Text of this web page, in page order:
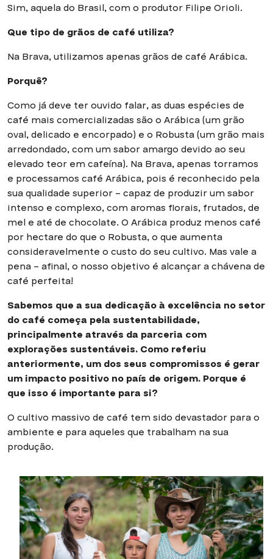
Sim, aquela do Brasil, com o produtor Filipe Orioli.
Que tipo de grãos de café utiliza?
Na Brava, utilizamos apenas grãos de café Arábica.
Porquê?
Como já deve ter ouvido falar, as duas espécies de
café mais comercializadas são o Arábica (um grão
oval, delicado e encorpado) e o Robusta (um grão mais
arredondado, com um sabor amargo devido ao seu
elevado teor em cafeína). Na Brava, apenas torramos
e processamos café Arábica, pois é reconhecido pela
sua qualidade superior – capaz de produzir um sabor
intenso e complexo, com aromas florais, frutados, de
mel e até de chocolate. O Arábica produz menos café
por hectare do que o Robusta, o que aumenta
consideravelmente o custo do seu cultivo. Mas vale a
pena – afinal, o nosso objetivo é alcançar a chávena de
café perfeita!
Sabemos que a sua dedicação à excelência no setor
do café começa pela sustentabilidade,
principalmente através da parceria com
explorações sustentáveis. Como referiu
anteriormente, um dos seus compromissos é gerar
um impacto positivo no país de origem. Porque é
que isso é importante para si?
O cultivo massivo de café tem sido devastador para o
ambiente e para aqueles que trabalham na sua
produção.